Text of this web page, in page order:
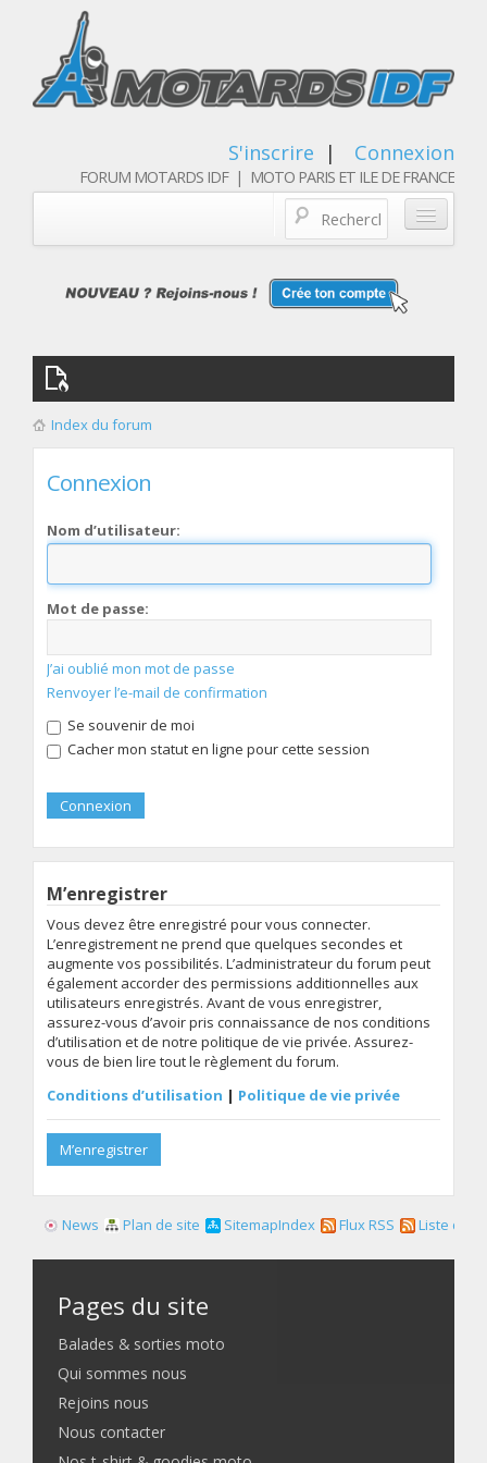
S'inscrire | Connexion
FORUM MOTARDS IDF | MOTO PARIS ET ILE DE FRANCE
Qui sommes nous
Les membres
Index du forum
Connexion
Nom d’utilisateur:
Mot de passe:
J’ai oublié mon mot de passe
Renvoyer l’e-mail de confirmation
Se souvenir de moi
Cacher mon statut en ligne pour cette session
M’enregistrer
Vous devez être enregistré pour vous connecter.
L’enregistrement ne prend que quelques secondes et
augmente vos possibilités. L’administrateur du forum peut
également accorder des permissions additionnelles aux
utilisateurs enregistrés. Avant de vous enregistrer,
assurez-vous d’avoir pris connaissance de nos conditions
d’utilisation et de notre politique de vie privée. Assurez-
vous de bien lire tout le règlement du forum.
Conditions d’utilisation | Politique de vie privée
M’enregistrer
News Plan de site SitemapIndex Flux RSS Liste des
Pages du site
Balades & sorties moto
Qui sommes nous
Rejoins nous
Nous contacter